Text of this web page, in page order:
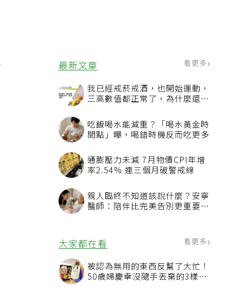
最新文章 看更多
我已經戒菸戒酒，也開始運動，
三高數值都正常了，為什麼還不
吃飯喝水能減重？「喝水黃金時
間點」曝，喝錯時機反而吃更多
通膨壓力未減 7月物價CPI年增
率2.54% 連三個月破警戒線
親人臨終不知道該說什麼？安寧
醫師：陪伴比完美告別更重要，
大家都在看 看更多
被認為無用的東西反幫了大忙！
50歲婦慶幸沒隨手丟棄的3樣物